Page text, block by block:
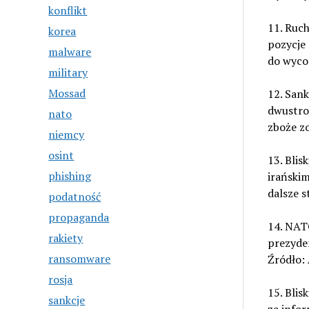
konflikt
korea
malware
military
Mossad
nato
niemcy
osint
phishing
podatność
propaganda
rakiety
ransomware
rosja
sankcje
11.
pozycje
do
12.
zboże
13.
dalsze
14.
15.